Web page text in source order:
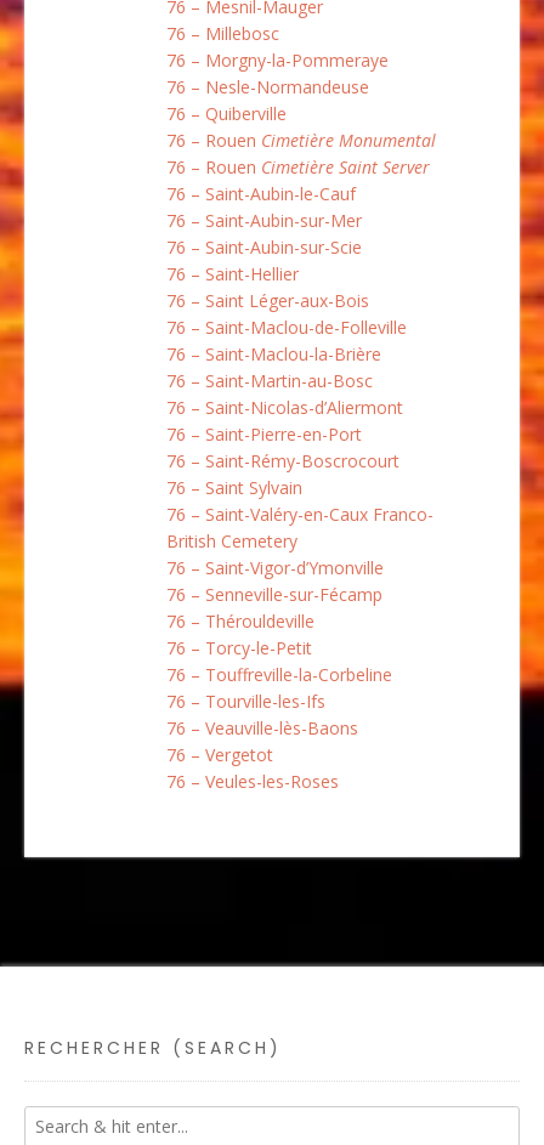
76 – Mesnil-Mauger
76 – Millebosc
76 – Morgny-la-Pommeraye
76 – Nesle-Normandeuse
76 – Quiberville
76 – Rouen Cimetière Monumental
76 – Rouen Cimetière Saint Server
76 – Saint-Aubin-le-Cauf
76 – Saint-Aubin-sur-Mer
76 – Saint-Aubin-sur-Scie
76 – Saint-Hellier
76 – Saint Léger-aux-Bois
76 – Saint-Maclou-de-Folleville
76 – Saint-Maclou-la-Brière
76 – Saint-Martin-au-Bosc
76 – Saint-Nicolas-d’Aliermont
76 – Saint-Pierre-en-Port
76 – Saint-Rémy-Boscrocourt
76 – Saint Sylvain
76 – Saint-Valéry-en-Caux Franco-
British Cemetery
76 – Saint-Vigor-d’Ymonville
76 – Senneville-sur-Fécamp
76 – Thérouldeville
76 – Torcy-le-Petit
76 – Touffreville-la-Corbeline
76 – Tourville-les-Ifs
76 – Veauville-lès-Baons
76 – Vergetot
76 – Veules-les-Roses
RECHERCHER (SEARCH)